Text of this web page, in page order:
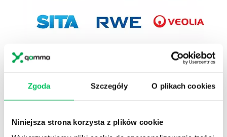
Zgoda Szczegóły O plikach cookies
Niniejsza strona korzysta z plików cookie
1
dyrektorów,
W Akademiach menedżerskich, w których
mierzyliśmy efektywność (47 projektów 286 dni
16%.